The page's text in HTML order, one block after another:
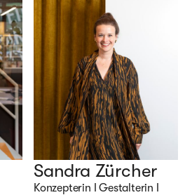
Sandra Zürcher
Konzepterin I Gestalterin I